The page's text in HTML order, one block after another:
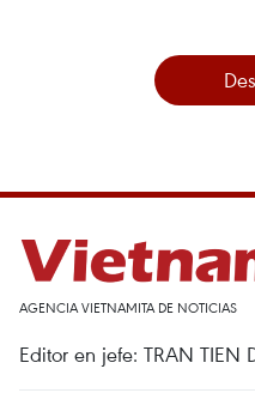
AGENCIA VIETNAMITA DE NOTICIAS
Editor en jefe: TRAN TIEN